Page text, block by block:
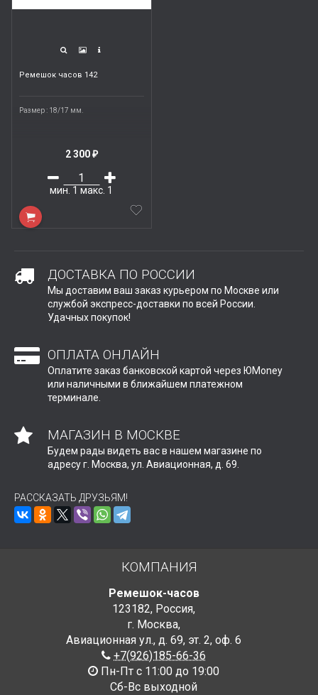
Ремешок часов 142
Размер : 18/17 мм.
2 300 ₽
мин. 1макс. 1
ДОСТАВКА ПО РОССИИ
Мы доставим ваш заказ курьером по Москве или
службой экспресс-доставки по всей России.
Удачных покупок!
ОПЛАТА ОНЛАЙН
Оплатите заказ банковской картой через ЮMoney
или наличными в ближайшем платежном
терминале.
МАГАЗИН В МОСКВЕ
Будем рады видеть вас в нашем магазине по
адресу г. Москва, ул. Авиационная, д. 69.
РАССКАЗАТЬ ДРУЗЬЯМ!
КОМПАНИЯ
Ремешок-часов
123182, Россия,
г. Москва,
Авиационная ул., д. 69, эт. 2, оф. 6
+7(926)185-66-36
Пн-Пт с 11:00 до 19:00
Сб-Вс выходной